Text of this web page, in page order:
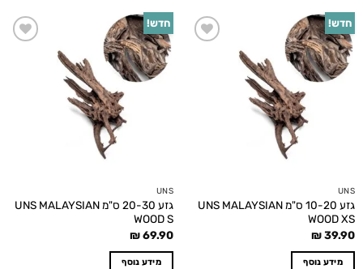
חדש!
UNS
גזע 10-20 ס"מ UNS MALAYSIAN
WOOD XS
₪39.90
מידע נוסף
חדש!
UNS
גזע 20-30 ס"מ UNS MALAYSIAN
WOOD S
₪69.90
מידע נוסף